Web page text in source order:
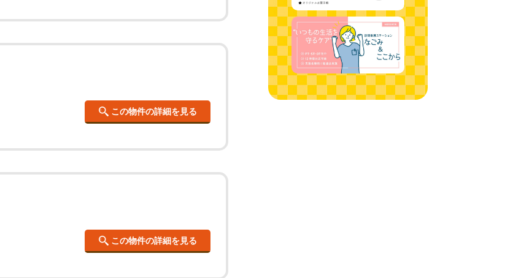
この物件の詳細を見る
この物件の詳細を見る